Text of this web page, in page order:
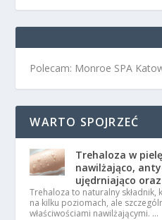
Polecam: Monroe SPA
WARTO SPOJRZEĆ
Trehaloza w
nawilżająco,
ujędrniająco
Trehaloza to naturalny składnik,
na kilku poziomach, ale
właściwościami nawilżającymi. …